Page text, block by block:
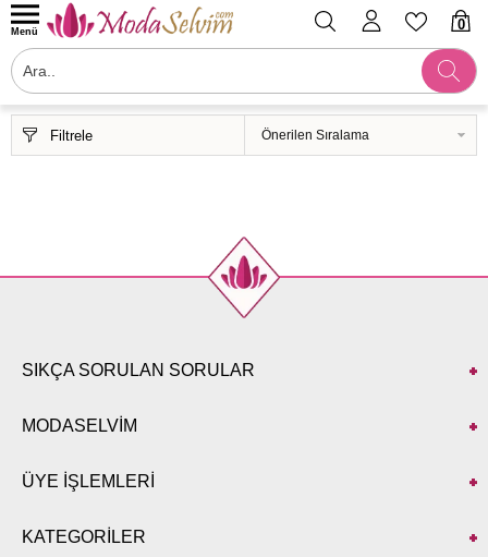
0
Menü
Filtrele
SIKÇA SORULAN SORULAR
MODASELVİM
ÜYE İŞLEMLERİ
KATEGORİLER